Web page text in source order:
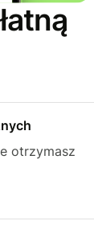
otrzymasz